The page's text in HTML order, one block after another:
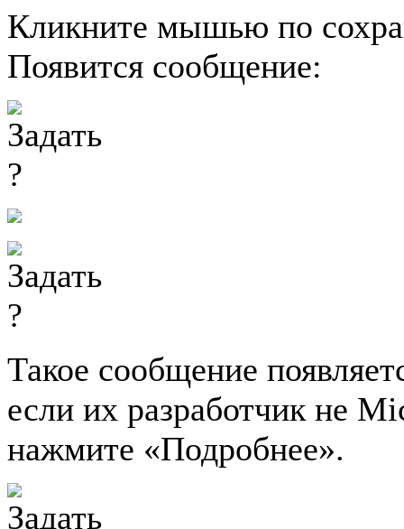
Кликните мышью по
Появится сообщение:
Такое сообщение
если их разработчик не
нажмите «Подробнее».